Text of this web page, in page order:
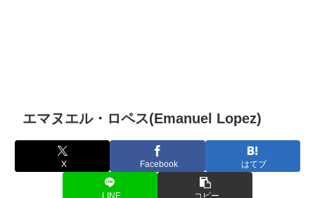
エマヌエル・ロペス(Emanuel Lopez)
X Facebook はてブ
LINE コピー